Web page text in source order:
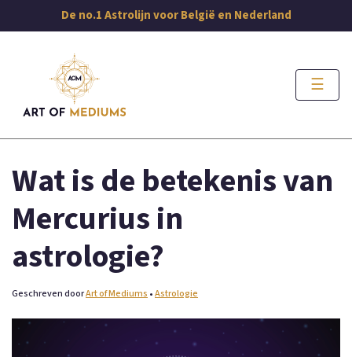
De no.1 Astrolijn voor België en Nederland
☰
Wat is de betekenis van
Mercurius in
astrologie?
Geschreven doorArt of Mediums •Astrologie